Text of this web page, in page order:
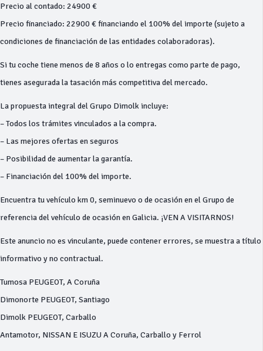
Precio al contado: 24900 €
Precio financiado: 22900 € financiando el 100% del importe (sujeto a
condiciones de financiación de las entidades colaboradoras).
Si tu coche tiene menos de 8 años o lo entregas como parte de pago,
tienes asegurada la tasación más competitiva del mercado.
La propuesta integral del Grupo Dimolk incluye:
– Todos los trámites vinculados a la compra.
– Las mejores ofertas en seguros
– Posibilidad de aumentar la garantía.
– Financiación del 100% del importe.
Encuentra tu vehículo km 0, seminuevo o de ocasión en el Grupo de
referencia del vehículo de ocasión en Galicia. ¡VEN A VISITARNOS!
Este anuncio no es vinculante, puede contener errores, se muestra a título
informativo y no contractual.
Tumosa PEUGEOT, A Coruña
Dimonorte PEUGEOT, Santiago
Dimolk PEUGEOT, Carballo
Antamotor, NISSAN E ISUZU A Coruña, Carballo y Ferrol